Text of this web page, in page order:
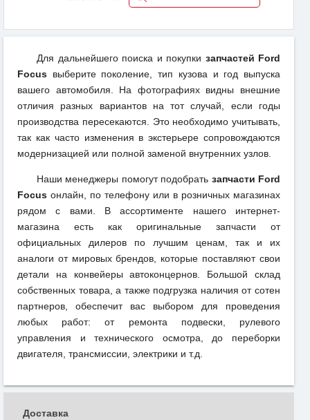
Для дальнейшего поиска и покупки запчастей Ford
Focus выберите поколение, тип кузова и год выпуска
вашего автомобиля. На фотографиях видны внешние
отличия разных вариантов на тот случай, если годы
производства пересекаются. Это необходимо учитывать,
так как часто изменения в экстерьере сопровождаются
модернизацией или полной заменой внутренних узлов.
Наши менеджеры помогут подобрать запчасти Ford
Focus онлайн, по телефону или в розничных магазинах
рядом с вами. В ассортименте нашего интернет-
магазина есть как оригинальные запчасти от
официальных дилеров по лучшим ценам, так и их
аналоги от мировых брендов, которые поставляют свои
детали на конвейеры автоконцернов. Большой склад
собственных товара, а также подгрузка наличия от сотен
партнеров, обеспечит вас выбором для проведения
любых работ: от ремонта подвески, рулевого
управления и технического осмотра, до переборки
двигателя, трансмиссии, электрики и т.д.
Доставка